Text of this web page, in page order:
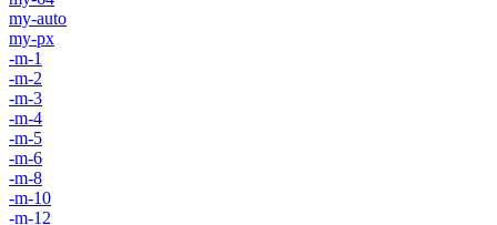
my-auto
my-px
-m-1
-m-2
-m-3
-m-4
-m-5
-m-6
-m-8
-m-10
-m-12